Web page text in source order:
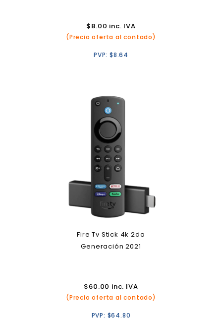
$8.00 inc. IVA
(Precio oferta al contado)
PVP: $8.64
Fire Tv Stick 4k 2da
Generación 2021
$60.00 inc. IVA
(Precio oferta al contado)
PVP: $64.80